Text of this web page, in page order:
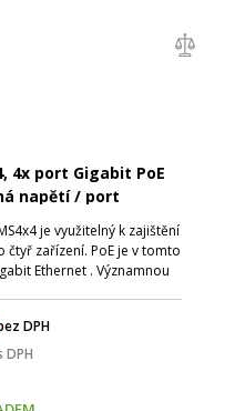
4x port Gigabit PoE
napětí / port
je využitelný k zajištění
čtyř zařízení. PoE je v tomto
Ethernet . Významnou
DPH
DPH